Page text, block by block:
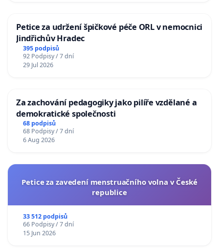
Petice za udržení špičkové péče ORL v nemocnici
Jindřichův Hradec
395 podpisů
92 Podpisy / 7 dní
29 Jul 2026
Za zachování pedagogiky jako pilíře vzdělané a
demokratické společnosti
68 podpisů
68 Podpisy / 7 dní
6 Aug 2026
Petice za zavedení menstruačního volna v České
republice
33 512 podpisů
66 Podpisy / 7 dní
15 Jun 2026